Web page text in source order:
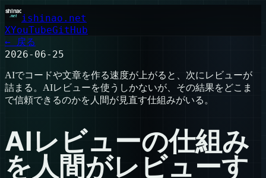
ishinao.net
XYouTubeGitHub
← 戻る
2026-06-25
AIでコードや文章を作る速度が上がると、次にレビューが
詰まる。AIレビューを使うしかないが、その結果をどこま
で信頼できるのかを人間が見直す仕組みがいる。
AIレビューの仕組み
を人間がレビューす